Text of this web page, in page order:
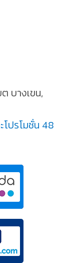
บางเขน,
ปรโมชั่น 48